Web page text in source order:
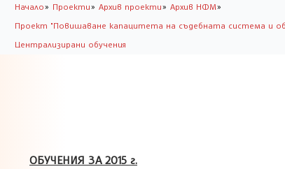
Начало» Проекти» Архив проекти» Архив НФМ»
Проект "Повишаване капацитета на съдебната система и
Централизирани обучения
ОБУЧЕНИЯ ЗА 2015 г.